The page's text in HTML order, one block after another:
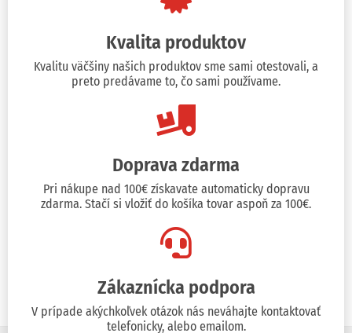
Kvalita produktov
Kvalitu väčšiny našich produktov sme sami otestovali, a
preto predávame to, čo sami používame.
Doprava zdarma
Pri nákupe nad 100€ získavate automaticky dopravu
zdarma. Stačí si vložiť do košíka tovar aspoň za 100€.
Zákaznícka podpora
V prípade akýchkoľvek otázok nás neváhajte kontaktovať
telefonicky, alebo emailom.